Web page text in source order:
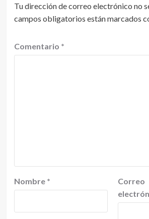
Tu dirección de correo electrónico no
campos obligatorios están marcados
Comentario *
Nombre *
Correo